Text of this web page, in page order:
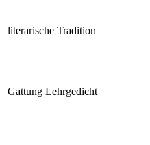
literarische Tradition
Gattung Lehrgedicht